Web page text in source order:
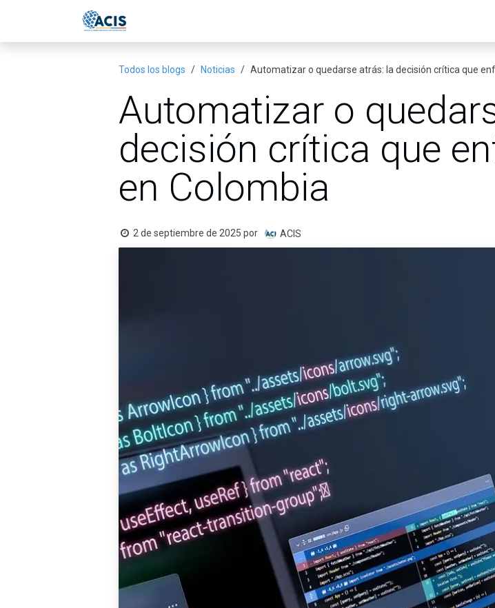
Todos los blogs Noticias Automatizar o quedarse atrás: la decisión crítica que
Automatizar o
decisión crítica que
en Colombia
2 de septiembre de 2025 por ACIS